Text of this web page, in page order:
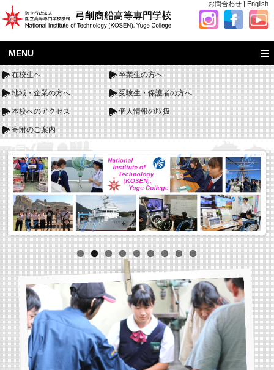
お問合わせ | English
MENU
在校生へ 卒業生の方へ
地域・企業の方へ 受験生・保護者の方へ
本校へのアクセス 個人情報の取扱
寄附のご案内
オープンキャンパス
今年度のスケジュール